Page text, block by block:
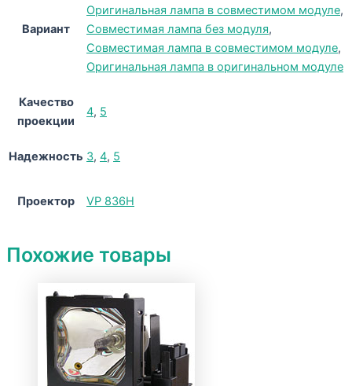
Вариант
Оригинальная лампа в совместимом модуле,
Совместимая лампа без модуля,
Совместимая лампа в совместимом модуле,
Оригинальная лампа в оригинальном модуле
Качество
проекции
4, 5
Надежность 3, 4, 5
Проектор VP 836H
Похожие товары